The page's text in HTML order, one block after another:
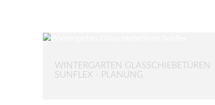
WINTERGARTEN GLASSCHIEBETÜREN
SUNFLEX - PLANUNG